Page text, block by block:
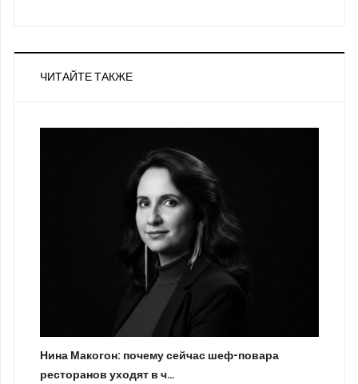
ЧИТАЙТЕ ТАКЖЕ
Нина Макогон: почему сейчас шеф-повара
ресторанов уходят в ч…